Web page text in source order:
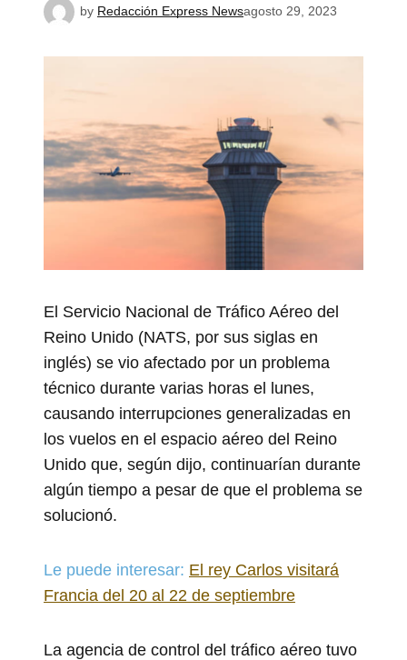
by Redacción Express Newsagosto 29, 2023
El Servicio Nacional de Tráfico Aéreo del
Reino Unido (NATS, por sus siglas en
inglés) se vio afectado por un problema
técnico durante varias horas el lunes,
causando interrupciones generalizadas en
los vuelos en el espacio aéreo del Reino
Unido que, según dijo, continuarían durante
algún tiempo a pesar de que el problema se
solucionó.
Le puede interesar: El rey Carlos visitará
Francia del 20 al 22 de septiembre
La agencia de control del tráfico aéreo tuvo